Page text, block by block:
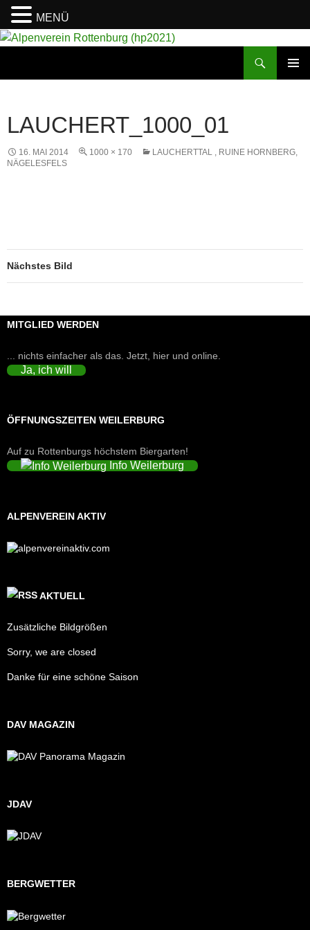
LAUCHERT_1000_01
16. MAI 2014 1000 × 170
LAUCHERTTAL , RUINE HORNBERG,
NÄGELESFELS
Nächstes Bild
MITGLIED WERDEN
... nichts einfacher als das. Jetzt, hier und online.
Ja, ich will
ÖFFNUNGSZEITEN WEILERBURG
Auf zu Rottenburgs höchstem Biergarten!
Info Weilerburg
ALPENVEREIN AKTIV
AKTUELL
Zusätzliche Bildgrößen
Sorry, we are closed
Danke für eine schöne Saison
DAV MAGAZIN
JDAV
BERGWETTER
MENÜ